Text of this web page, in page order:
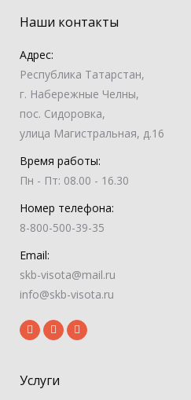
Наши контакты
Адрес:
Республика Татарстан,
г. Набережные Челны,
пос. Сидоровка,
улица Магистральная, д.16
Время работы:
Пн - Пт: 08.00 - 16.30
Номер телефона:
8-800-500-39-35
Email:
skb-visota@mail.ru
info@skb-visota.ru
Услуги